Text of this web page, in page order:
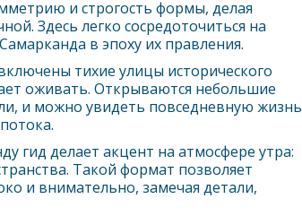
и строгость формы, делая
Здесь легко сосредоточиться на
Самарканда в эпоху их правления.
тихие улицы исторического
оживать. Открываются небольшие
и можно увидеть повседневную жизнь
у гид делает акцент на атмосфере утра:
Такой формат позволяет
и внимательно, замечая детали,